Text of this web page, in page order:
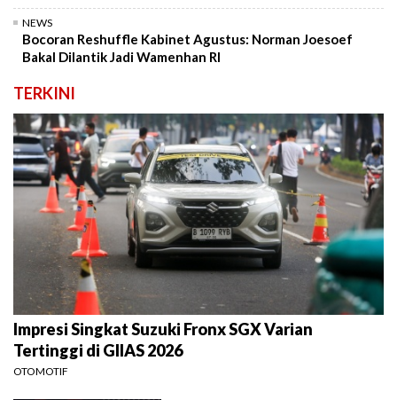
NEWS
Bocoran Reshuffle Kabinet Agustus: Norman Joesoef
Bakal Dilantik Jadi Wamenhan RI
TERKINI
Impresi Singkat Suzuki Fronx SGX Varian
Tertinggi di GIIAS 2026
OTOMOTIF